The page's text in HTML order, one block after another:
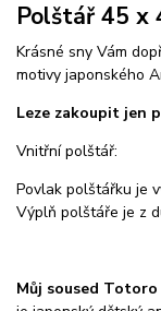
Polštář 45 x
Krásné sny Vám
motivy japonského
Leze zakoupit jen
Vnitřní polštář:
Povlak polštářku je
Výplň polštáře je z
Můj soused Totoro